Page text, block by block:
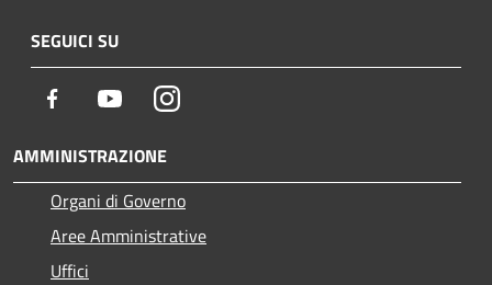
SEGUICI SU
Facebook YoutubeInstagram
AMMINISTRAZIONE
Organi di Governo
Aree Amministrative
Uffici